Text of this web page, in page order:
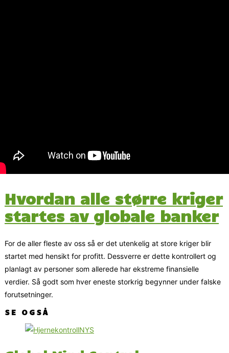
Hvordan alle større kriger
startes av globale banker
For de aller fleste av oss så er det utenkelig at store kriger blir
startet med hensikt for profitt. Dessverre er dette kontrollert og
planlagt av personer som allerede har ekstreme finansielle
verdier. Så godt som hver eneste storkrig begynner under falske
forutsetninger.
SE OGSÅ